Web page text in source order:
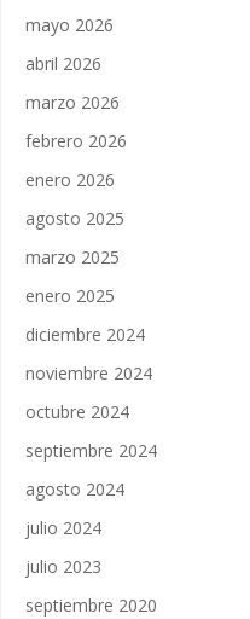
mayo 2026
abril 2026
marzo 2026
febrero 2026
enero 2026
agosto 2025
marzo 2025
enero 2025
diciembre 2024
noviembre 2024
octubre 2024
septiembre 2024
agosto 2024
julio 2024
julio 2023
septiembre 2020